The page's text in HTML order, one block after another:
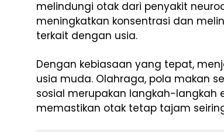
melindungi otak dari penyakit
meningkatkan konsentrasi dan
terkait dengan usia.
Dengan kebiasaan yang tepat,
usia muda. Olahraga, pola makan
sosial merupakan langkah-
memastikan otak tetap tajam